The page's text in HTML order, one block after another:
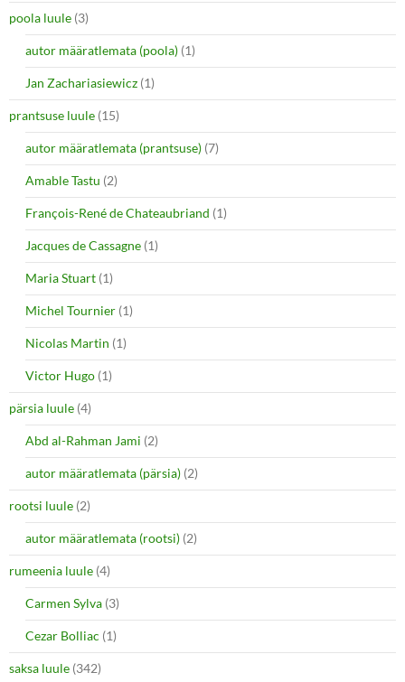
poola luule (3)
autor määratlemata (poola) (1)
Jan Zachariasiewicz (1)
prantsuse luule (15)
autor määratlemata (prantsuse) (7)
Amable Tastu (2)
François-René de Chateaubriand (1)
Jacques de Cassagne (1)
Maria Stuart (1)
Michel Tournier (1)
Nicolas Martin (1)
Victor Hugo (1)
pärsia luule (4)
Abd al-Rahman Jami (2)
autor määratlemata (pärsia) (2)
rootsi luule (2)
autor määratlemata (rootsi) (2)
rumeenia luule (4)
Carmen Sylva (3)
Cezar Bolliac (1)
saksa luule (342)